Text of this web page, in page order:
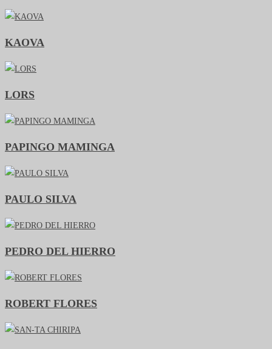
KAOVA
LORS
PAPINGO MAMINGA
PAULO SILVA
PEDRO DEL HIERRO
ROBERT FLORES